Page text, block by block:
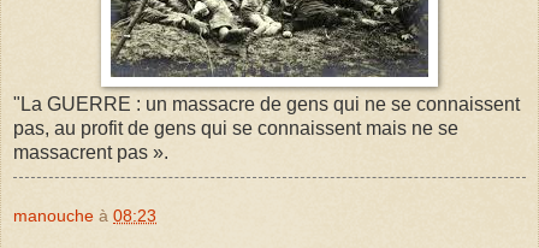
"La GUERRE : un massacre de gens qui ne se connaissent
pas, au profit de gens qui se connaissent mais ne se
massacrent pas ».
manouche à 08:23